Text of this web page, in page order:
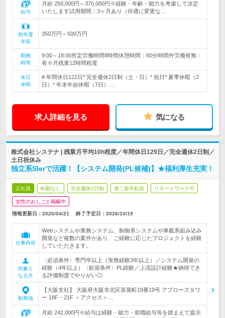
給与
月給 250,000円～370,000円※経験・年齢・能力を考慮して決定
いたします試用期間：3ヶ月あり（待遇に変更な…
初年度
年収
350万円～500万円
勤務
時間
9:00～18:00所定労働時間8時間休憩時間：60分時間外労働有無：
有※月残業12時間程度
休日
休暇
# 年間休日122日* 完全週休2日制（土・日）* 祝日* 夏季休暇（2
日）* 年末年始休暇（7日）…
求人詳細を見る 気になる
株式会社システナ | 残業月平均10h程度／年間休日129日／完全週休2日制／
土日祝休み
独立系SIerで活躍！【システム開発(PL候補)】★福利厚生充実！
正社員 転勤なし 完全週休2日制 第二新卒歓迎 リモートワーク可
女性のおしごと掲載中
情報更新日：2026/04/21 終了予定日： 2026/10/19
仕事内容
Webシステムや業務システム、制御系システムや車載系組み込み
開発など複数の案件があり、ご経験に応じたプロジェクトを経験
していただきます。
対象と
なる方
〈必須条件〉専門卒以上（実務経験3年以上）／システム開発の
経験（4年以上）〈歓迎条件〉PL経験／上流設計経験★納得でき
る評価制度でやりがい◎
勤務地
【大阪支社】 大阪府大阪市北区茶屋町19番19号 アプローズタワ
ー 18F・21F ＜アクセス＞…
月給 242,000円※給与は経験・能力・前職給与等を踏まえて提示